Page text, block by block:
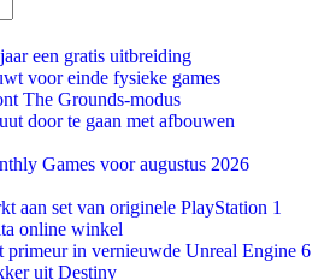
een gratis uitbreiding
voor einde fysieke games
The Grounds-modus
door te gaan met afbouwen
Games voor augustus 2026
aan set van originele PlayStation 1
online winkel
primeur in vernieuwde Unreal Engine 6
uit Destiny